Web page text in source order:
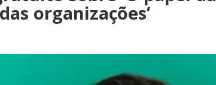
organizações’